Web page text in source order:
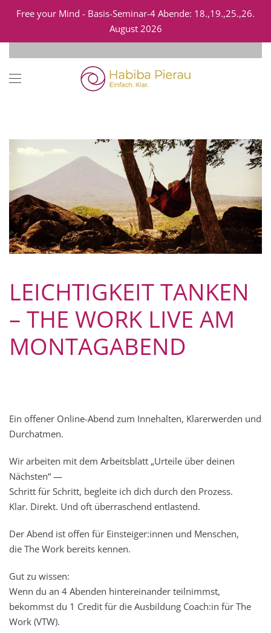
Free your Mind - Basis-Seminar-4 Abende: 18.,19.,25.,26.
August 2026
Zum Hauptinhalt springen
LEICHTIGKEIT TANKEN
– THE WORK LIVE AM
MONTAGABEND
Ein offener Online-Abend zum Innehalten, Klarerwerden und
Durchatmen.
Wir arbeiten mit dem Arbeitsblatt „Urteile über deinen
Nächsten“ —
Schritt für Schritt, begleite ich dich durch den Prozess.
Klar. Direkt. Und oft überraschend entlastend.
Der Abend ist offen für Einsteiger:innen und Menschen,
die The Work bereits kennen.
Gut zu wissen:
Wenn du an 4 Abenden hintereinander teilnimmst,
bekommst du 1 Credit für die Ausbildung Coach:in für The
Work (VTW).